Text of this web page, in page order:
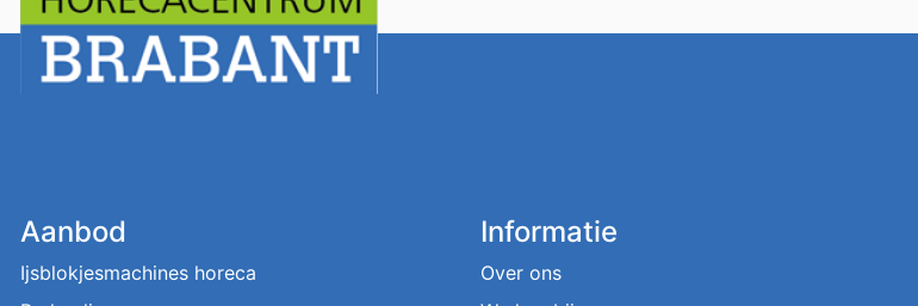
Aanbod
Ijsblokjesmachines horeca
Informatie
Over ons